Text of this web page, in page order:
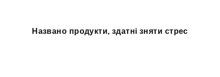
Названо продукти, здатні зняти стрес